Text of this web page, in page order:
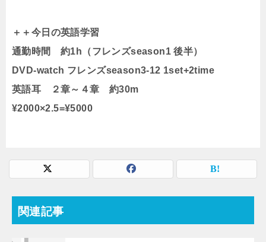
＋＋今日の英語学習
通勤時間 約1h（フレンズseason1 後半）
DVD-watch フレンズseason3-12 1set+2time
英語耳 ２章～４章 約30m
¥2000×2.5=¥5000
関連記事